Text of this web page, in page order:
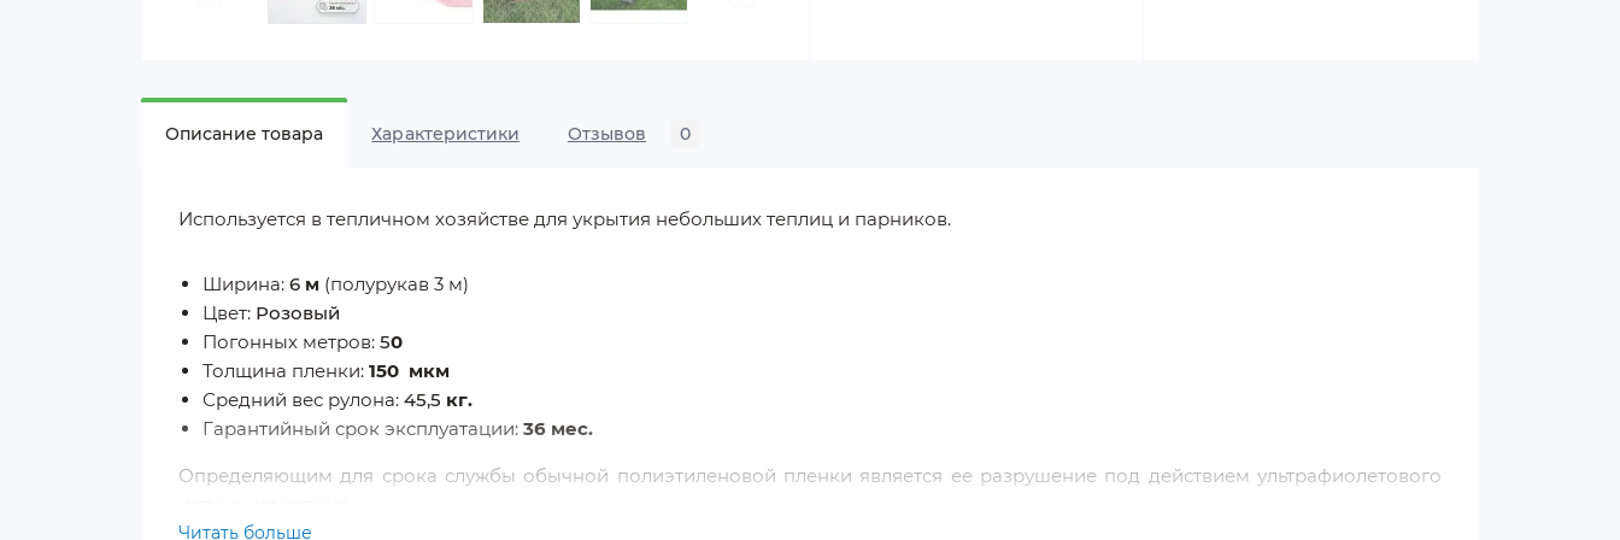
Описание товара Характеристики Отзывов 0
Используется в тепличном хозяйстве для укрытия небольших теплиц и парников.
Ширина: 6 м (полурукав 3 м)
Цвет: Розовый
Погонных метров: 50
Толщина пленки: 150 мкм
Средний вес рулона: 45,5 кг.
Гарантийный срок эксплуатации: 36 мес.
Определяющим для срока службы обычной полиэтиленовой пленки является ее разрушение под действием ультрафиолетового
Читать больше